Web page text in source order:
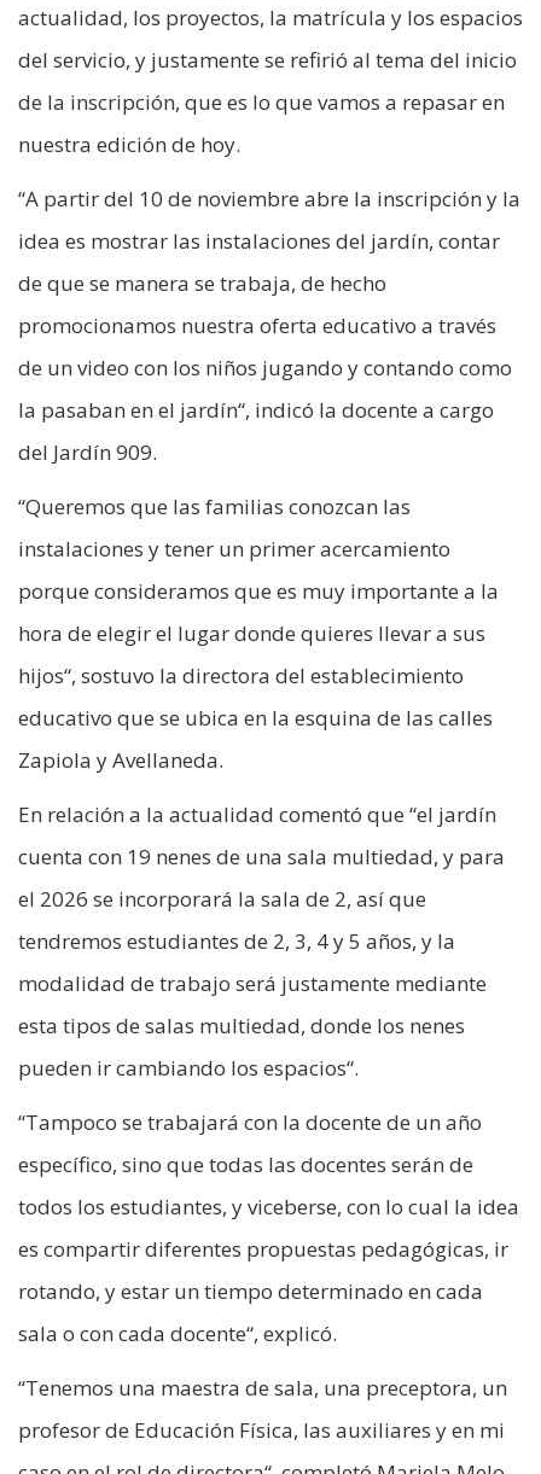
actualidad, los proyectos, la matrícula y los espacios
del servicio, y justamente se refirió al tema del inicio
de la inscripción, que es lo que vamos a repasar en
nuestra edición de hoy.
“A partir del 10 de noviembre abre la inscripción y la
idea es mostrar las instalaciones del jardín, contar
de que se manera se trabaja, de hecho
promocionamos nuestra oferta educativo a través
de un video con los niños jugando y contando como
la pasaban en el jardín“, indicó la docente a cargo
del Jardín 909.
“Queremos que las familias conozcan las
instalaciones y tener un primer acercamiento
porque consideramos que es muy importante a la
hora de elegir el lugar donde quieres llevar a sus
hijos“, sostuvo la directora del establecimiento
educativo que se ubica en la esquina de las calles
Zapiola y Avellaneda.
En relación a la actualidad comentó que “el jardín
cuenta con 19 nenes de una sala multiedad, y para
el 2026 se incorporará la sala de 2, así que
tendremos estudiantes de 2, 3, 4 y 5 años, y la
modalidad de trabajo será justamente mediante
esta tipos de salas multiedad, donde los nenes
pueden ir cambiando los espacios“.
“Tampoco se trabajará con la docente de un año
específico, sino que todas las docentes serán de
todos los estudiantes, y viceberse, con lo cual la idea
es compartir diferentes propuestas pedagógicas, ir
rotando, y estar un tiempo determinado en cada
sala o con cada docente“, explicó.
“Tenemos una maestra de sala, una preceptora, un
profesor de Educación Física, las auxiliares y en mi